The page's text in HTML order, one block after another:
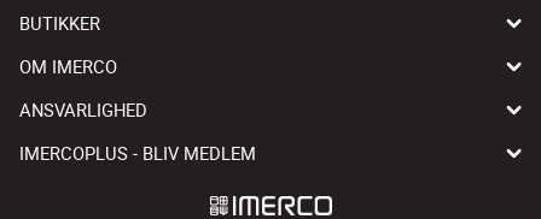
BUTIKKER
OM IMERCO
ANSVARLIGHED
IMERCOPLUS - BLIV MEDLEM